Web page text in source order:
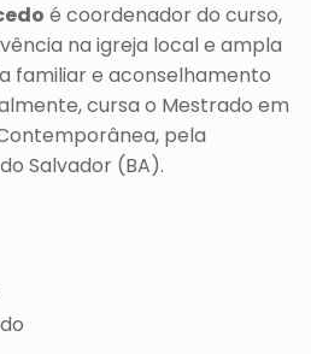
é coordenador do curso,
na igreja local e ampla
familiar e aconselhamento
cursa o Mestrado em
pela
Salvador (BA).